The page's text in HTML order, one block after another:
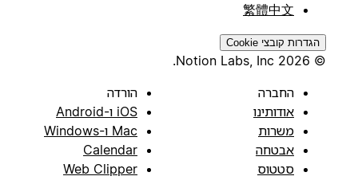
繁體中文
הגדרות קובצי Cookie
החברה
אודותינו
משרות
אבטחה
סטטוס
הורדה
iOS ו-Android
Mac ו-Windows
Calendar
Web Clipper